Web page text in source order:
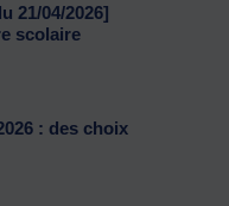
21/04/2026]
scolaire
: des choix